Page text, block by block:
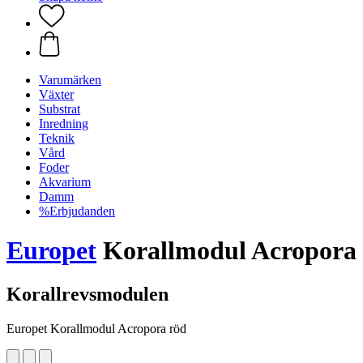
Varumärken
Växter
Substrat
Inredning
Teknik
Vård
Foder
Akvarium
Damm
%Erbjudanden
Europet Korallmodul Acropora
Korallrevsmodulen
Europet Korallmodul Acropora röd